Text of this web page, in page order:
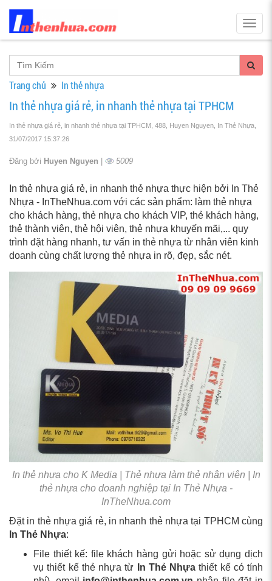
Trang chủ In thẻ nhựa
In thẻ nhựa giá rẻ, in nhanh thẻ nhựa tại TPHCM
In thẻ nhựa giá rẻ, in nhanh thẻ nhựa tại TPHCM, 488, Huyen Nguyen, In Thẻ Nhựa
31/07/2017 15:37:26
Đăng bởi Huyen Nguyen | 5009
In thẻ nhựa giá rẻ, in nhanh thẻ nhựa thực hiện bởi In Thẻ
Nhựa - InTheNhua.com với các sản phẩm: làm thẻ nhựa
cho khách hàng, thẻ nhựa cho khách VIP, thẻ khách hàng,
thẻ thành viên, thẻ hội viên, thẻ nhựa khuyến mãi,... quy
trình đặt hàng nhanh, tư vấn in thẻ nhựa từ nhân viên kinh
doanh cùng chất lượng thẻ nhựa in rõ, đẹp, sắc nét.
In thẻ nhựa cho K Media | Thẻ nhựa làm thẻ nhân viên | In
thẻ nhựa cho doanh nghiệp tại In Thẻ Nhựa -
InTheNhua.com
Đặt in thẻ nhựa giá rẻ, in nhanh thẻ nhựa tại TPHCM cùng
In Thẻ Nhựa:
File thiết kế: file khách hàng gửi hoặc sử dụng dịch
vụ thiết kế thẻ nhựa từ In Thẻ Nhựathiết kế có tính